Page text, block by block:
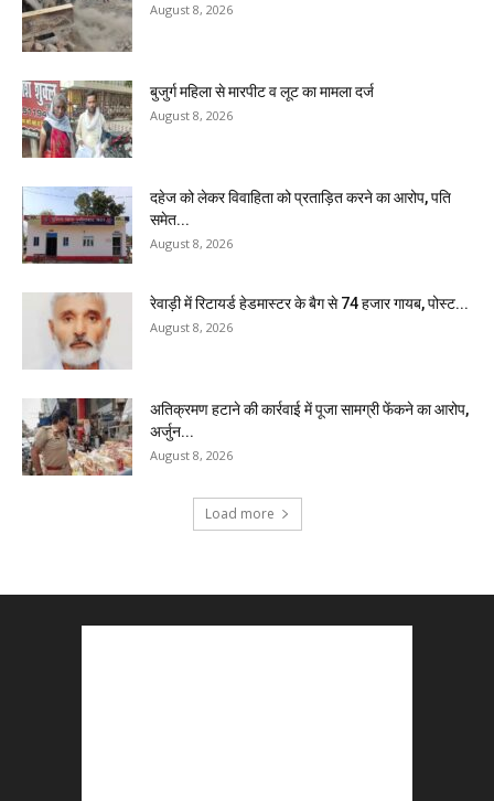
August 8, 2026
बुजुर्ग महिला से मारपीट व लूट का मामला दर्ज
August 8, 2026
दहेज को लेकर विवाहिता को प्रताड़ित करने का आरोप, पति
समेत...
August 8, 2026
रेवाड़ी में रिटायर्ड हेडमास्टर के बैग से ₹74 हजार गायब, पोस्ट...
August 8, 2026
अतिक्रमण हटाने की कार्रवाई में पूजा सामग्री फेंकने का आरोप,
अर्जुन...
August 8, 2026
Load more